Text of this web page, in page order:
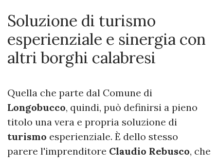
Soluzione di turismo
esperienziale e sinergia con
altri borghi calabresi
Quella che parte dal Comune di
Longobucco, quindi, può definirsi a pieno
titolo una vera e propria soluzione di
turismo esperienziale. È dello stesso
parere l'imprenditore Claudio Rebusco, che